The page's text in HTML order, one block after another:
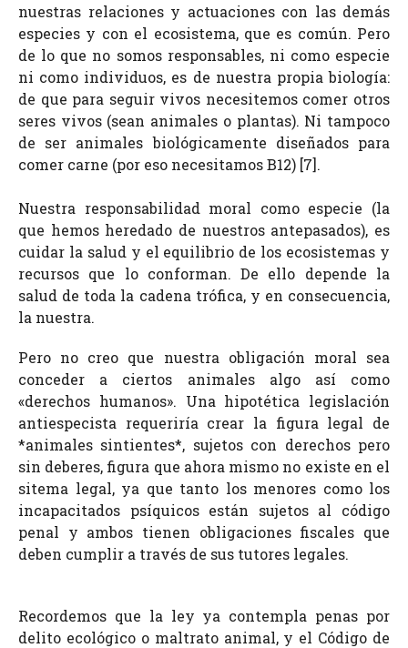
nuestras relaciones y actuaciones con las demás
especies y con el ecosistema, que es común. Pero
de lo que no somos responsables, ni como especie
ni como individuos, es de nuestra propia biología:
de que para seguir vivos necesitemos comer otros
seres vivos (sean animales o plantas). Ni tampoco
de ser animales biológicamente diseñados para
comer carne (por eso necesitamos B12) [7].
Nuestra responsabilidad moral como especie (la
que hemos heredado de nuestros antepasados), es
cuidar la salud y el equilibrio de los ecosistemas y
recursos que lo conforman. De ello depende la
salud de toda la cadena trófica, y en consecuencia,
la nuestra.
Pero no creo que nuestra obligación moral sea
conceder a ciertos animales algo así como
«derechos humanos». Una hipotética legislación
antiespecista requeriría crear la figura legal de
*animales sintientes*, sujetos con derechos pero
sin deberes, figura que ahora mismo no existe en el
sitema legal, ya que tanto los menores como los
incapacitados psíquicos están sujetos al código
penal y ambos tienen obligaciones fiscales que
deben cumplir a través de sus tutores legales.
Recordemos que la ley ya contempla penas por
delito ecológico o maltrato animal, y el Código de